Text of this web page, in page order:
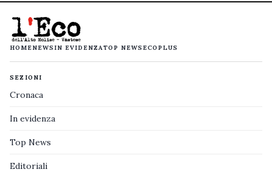
HOMENEWS IN EVIDENZATOP NEWS ECOPLUS
SEZIONI
Cronaca
In evidenza
Top News
Editoriali